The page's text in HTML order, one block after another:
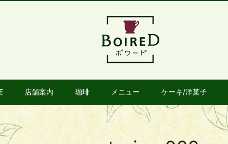
店舗案内 珈琲 メニュー ケーキ/洋菓子